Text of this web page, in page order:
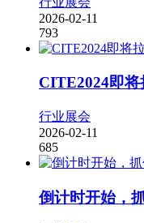
2026-02-11
793
CITE2024即
行业展会
2026-02-11
685
倒计时开始，